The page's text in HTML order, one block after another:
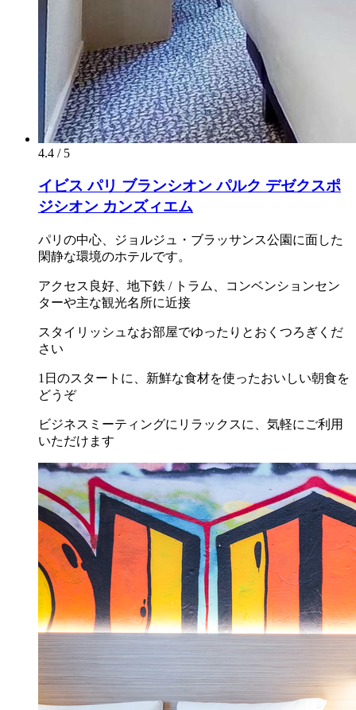
4.4 / 5
イビス パリ ブランシオン パルク デゼクスポ
ジシオン カンズィエム
パリの中心、ジョルジュ・ブラッサンス公園に面した
閑静な環境のホテルです。
アクセス良好、地下鉄 / トラム、コンベンションセン
ターや主な観光名所に近接
スタイリッシュなお部屋でゆったりとおくつろぎくだ
さい
1日のスタートに、新鮮な食材を使ったおいしい朝食を
どうぞ
ビジネスミーティングにリラックスに、気軽にご利用
いただけます